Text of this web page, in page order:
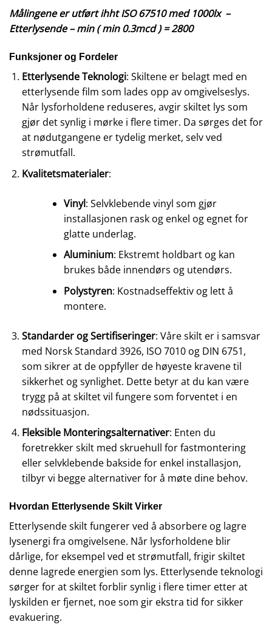
Målingene er utført ihht ISO 67510 med 1000lx –
Etterlysende – min ( min 0.3mcd ) = 2800
Funksjoner og Fordeler
Etterlysende Teknologi: Skiltene er belagt med en
etterlysende film som lades opp av omgivelseslys.
Når lysforholdene reduseres, avgir skiltet lys som
gjør det synlig i mørke i flere timer. Da sørges det for
at nødutgangene er tydelig merket, selv ved
strømutfall.
Kvalitetsmaterialer:
Vinyl: Selvklebende vinyl som gjør
installasjonen rask og enkel og egnet for
glatte underlag.
Aluminium: Ekstremt holdbart og kan
brukes både innendørs og utendørs.
Polystyren: Kostnadseffektiv og lett å
montere.
Standarder og Sertifiseringer: Våre skilt er i samsvar
med Norsk Standard 3926, ISO 7010 og DIN 6751,
som sikrer at de oppfyller de høyeste kravene til
sikkerhet og synlighet. Dette betyr at du kan være
trygg på at skiltet vil fungere som forventet i en
nødssituasjon.
Fleksible Monteringsalternativer: Enten du
foretrekker skilt med skruehull for fastmontering
eller selvklebende bakside for enkel installasjon,
tilbyr vi begge alternativer for å møte dine behov.
Hvordan Etterlysende Skilt Virker
Etterlysende skilt fungerer ved å absorbere og lagre
lysenergi fra omgivelsene. Når lysforholdene blir
dårlige, for eksempel ved et strømutfall, frigir skiltet
denne lagrede energien som lys. Etterlysende teknologi
sørger for at skiltet forblir synlig i flere timer etter at
lyskilden er fjernet, noe som gir ekstra tid for sikker
evakuering.